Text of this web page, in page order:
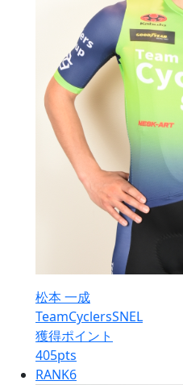
松本 一成
TeamCyclersSNEL
獲得ポイント
405pts
RANK6